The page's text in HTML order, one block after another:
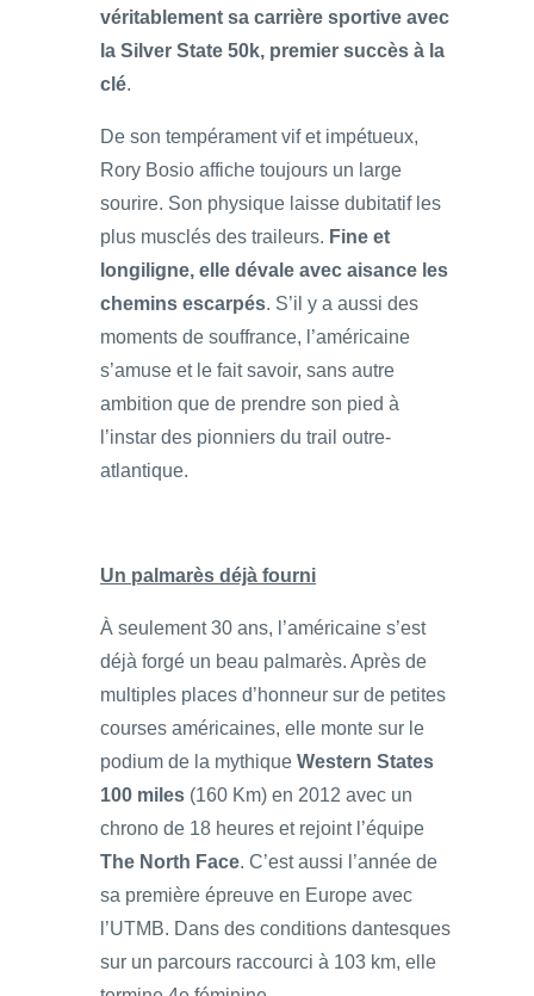
véritablement sa carrière sportive avec
la Silver State 50k, premier succès à la
clé.
De son tempérament vif et impétueux,
Rory Bosio affiche toujours un large
sourire. Son physique laisse dubitatif les
plus musclés des traileurs. Fine et
longiligne, elle dévale avec aisance les
chemins escarpés. S’il y a aussi des
moments de souffrance, l’américaine
s’amuse et le fait savoir, sans autre
ambition que de prendre son pied à
l’instar des pionniers du trail outre-
atlantique.
Un palmarès déjà fourni
À seulement 30 ans, l’américaine s’est
déjà forgé un beau palmarès. Après de
multiples places d’honneur sur de petites
courses américaines, elle monte sur le
podium de la mythique Western States
100 miles (160 Km) en 2012 avec un
chrono de 18 heures et rejoint l’équipe
The North Face. C’est aussi l’année de
sa première épreuve en Europe avec
l’UTMB. Dans des conditions dantesques
sur un parcours raccourci à 103 km, elle